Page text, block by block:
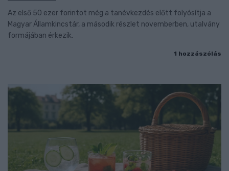
Az első 50 ezer forintot még a tanévkezdés előtt folyósítja a
Magyar Államkincstár, a második részlet novemberben, utalvány
formájában érkezik.
1 hozzászólás